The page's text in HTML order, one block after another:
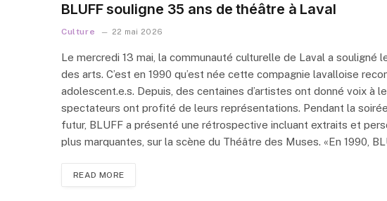
BLUFF souligne 35 ans de théâtre à Laval
Culture 22 mai 2026
Le mercredi 13 mai, la communauté culturelle de Laval a souligné
des arts. C’est en 1990 qu’est née cette compagnie lavalloise
adolescent.e.s. Depuis, des centaines d’artistes ont donné voix à
spectateurs ont profité de leurs représentations. Pendant la
futur, BLUFF a présenté une rétrospective incluant extraits et
plus marquantes, sur la scène du Théâtre des Muses. «En 1990,
READ MORE